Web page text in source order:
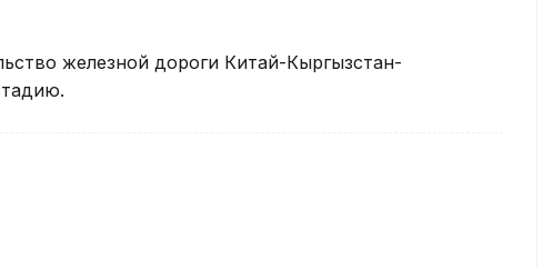
железной дороги Китай-Кыргызстан-